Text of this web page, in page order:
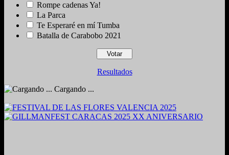
Rompe cadenas Ya!
La Parca
Te Esperaré en mí Tumba
Batalla de Carabobo 2021
Resultados
Cargando ...